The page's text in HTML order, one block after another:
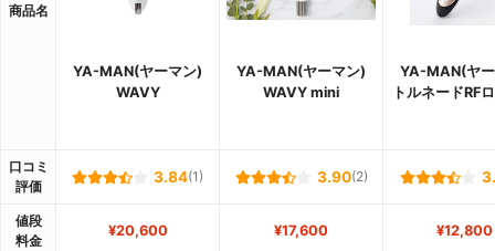
商品名
YA-MAN(ヤーマン)
WAVY
YA-MAN(ヤーマン)
WAVY mini
YA-MAN(ヤ
トルネードRF
口コミ
評価
3.84(1) 3.90(2)
値段
料金
¥20,600 ¥17,600 ¥12,800